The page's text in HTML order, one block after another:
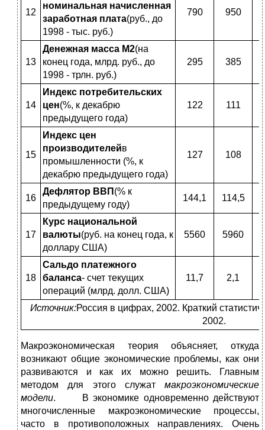
12
номинальная начисленная
заработная плата(руб., до
1998 - тыс. руб.)
790 950
13
Денежная масса М2(на
конец года, млрд. руб., до
1998 - трлн. руб.)
295 385
14
Индекс потребительских
цен(%, к декабрю
предыдущего года)
122 111
15
Индекс цен
производителейв
промышленности (%, к
декабрю предыдущего года)
127 108
16
Дефлятор ВВП (% к
предыдущему году)
144,1 114,5
17
Курс национальной
валюты(руб. на конец года, к
доллару США)
5560 5960
18
Сальдо платежного
баланса- счет текущих
операций (млрд. долл. США)
11,7 2,1
Источник:Россия в цифрах, 2002. Краткий
2002.
Макроэкономическая теория объясняет, откуда
возникают общие экономические проблемы, как они
развиваются и как их можно решить. Главным
методом для этого служат макроэкономические
модели. В экономике одновременно действуют
многочисленные макроэкономические процессы,
часто в противоположных направлениях. Очень